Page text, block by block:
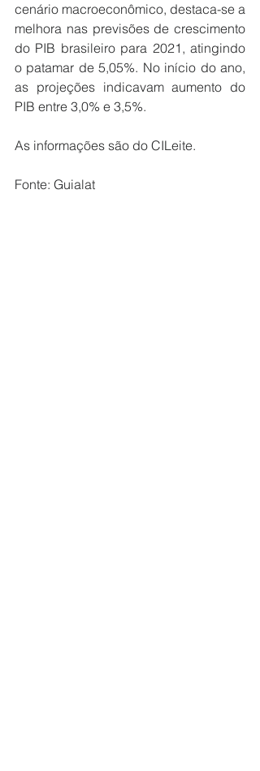
cenário macroeconômico, destaca-se a
melhora nas previsões de crescimento
do PIB brasileiro para 2021, atingindo
o patamar de 5,05%. No início do ano,
as projeções indicavam aumento do
PIB entre 3,0% e 3,5%.
As informações são do CILeite.
Fonte: Guialat